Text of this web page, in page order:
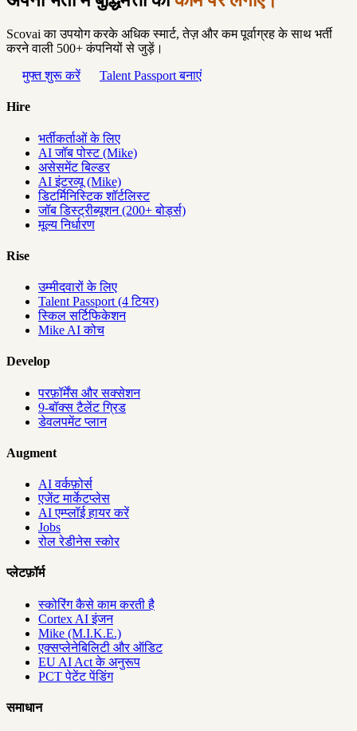
Scovai का उपयोग करके अधिक स्मार्ट, तेज़ और कम पूर्वाग्रह के साथ भर्ती
करने वाली 500+ कंपनियों से जुड़ें।
मुफ्त शुरू करें
Talent Passport बनाएं
Hire
भर्तीकर्ताओं के लिए
AI जॉब पोस्ट (Mike)
असेसमेंट बिल्डर
AI इंटरव्यू (Mike)
डिटर्मिनिस्टिक शॉर्टलिस्ट
जॉब डिस्ट्रीब्यूशन (200+ बोर्ड्स)
मूल्य निर्धारण
Rise
उम्मीदवारों के लिए
Talent Passport (4 टियर)
स्किल सर्टिफिकेशन
Mike AI कोच
Develop
परफ़ॉर्मेंस और सक्सेशन
9-बॉक्स टैलेंट ग्रिड
डेवलपमेंट प्लान
Augment
AI वर्कफ़ोर्स
एजेंट मार्केटप्लेस
AI एम्प्लॉई हायर करें
Jobs
रोल रेडीनेस स्कोर
प्लेटफ़ॉर्म
स्कोरिंग कैसे काम करती है
Cortex AI इंजन
Mike (M.I.K.E.)
एक्सप्लेनेबिलिटी और ऑडिट
EU AI Act के अनुरूप
PCT पेटेंट पेंडिंग
समाधान